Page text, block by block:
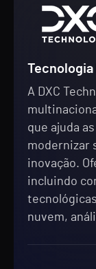
Tecnologia
A DXC
que ajuda
modernizar
inovação.
incluindo
nuvem,